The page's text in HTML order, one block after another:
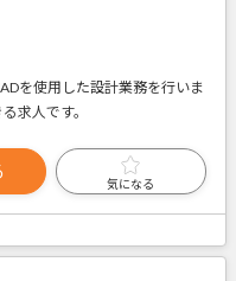
を使用した設計業務を行いま
求人です。
気になる